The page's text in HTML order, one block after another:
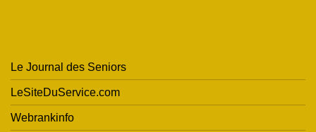
Le Journal des Seniors
LeSiteDuService.com
Webrankinfo